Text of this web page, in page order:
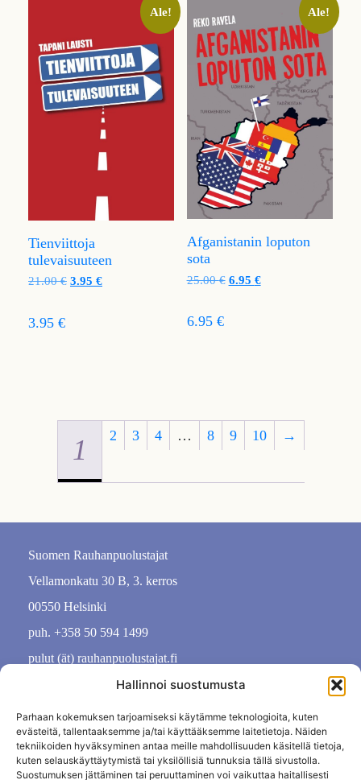
Hallinnoi suostumusta
Parhaan kokemuksen tarjoamiseksi käytämme teknologioita, kuten
evästeitä, tallentaaksemme ja/tai käyttääksemme laitetietoja. Näiden
tekniikoiden hyväksyminen antaa meille mahdollisuuden käsitellä tietoja,
kuten selauskäyttäytymistä tai yksilöllisiä tunnuksia tällä sivustolla.
Suostumuksen jättäminen tai peruuttaminen voi vaikuttaa haitallisesti
Ale!
Tienviittoja
tulevaisuuteen
21.00€ 3.95 €
3.95 €
Ale!
Afganistanin loputon
sota
25.00€ 6.95 €
6.95 €
1 2 3 4 … 8 9 10 →
Suomen Rauhanpuolustajat
Vellamonkatu 30 B, 3. kerros
00550 Helsinki
puh. +358 50 594 1499
pulut (ät) rauhanpuolustajat.fi